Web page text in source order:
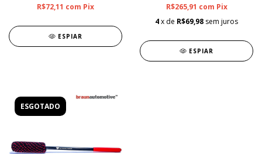
R$72,11 com Pix
ESPIAR
R$265,91 com Pix
4x de R$69,98 sem juros
ESPIAR
ESGOTADO